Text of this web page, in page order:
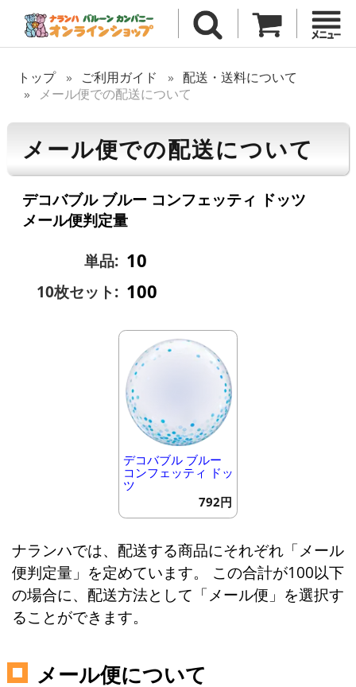
トップ ご利用ガイド
配送・送料について
メール便での配送について
メール便での配送について
デコバブル ブルー コンフェッティ ドッツ
メール便判定量
単品: 10
10枚セット: 100
デコバブル ブルー
コンフェッティ ドッ
ツ
792円
ナランハでは、配送する商品にそれぞれ「メール
便判定量」を定めています。 この合計が100以下
の場合に、配送方法として「メール便」を選択す
ることができます。
メール便について